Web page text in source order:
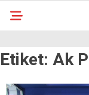
Etiket: Ak